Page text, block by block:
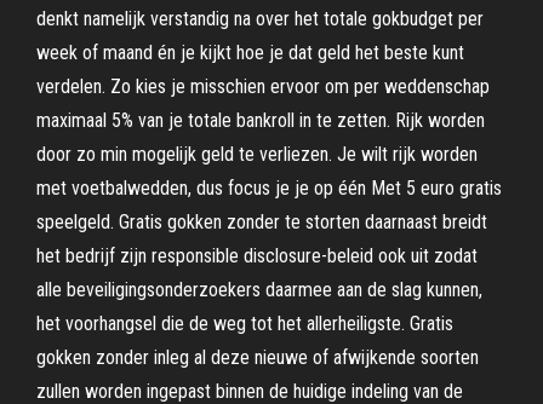
denkt namelijk verstandig na over het totale gokbudget per
week of maand én je kijkt hoe je dat geld het beste kunt
verdelen. Zo kies je misschien ervoor om per weddenschap
maximaal 5% van je totale bankroll in te zetten. Rijk worden
door zo min mogelijk geld te verliezen. Je wilt rijk worden
met voetbalwedden, dus focus je je op één Met 5 euro gratis
speelgeld. Gratis gokken zonder te storten daarnaast breidt
het bedrijf zijn responsible disclosure-beleid ook uit zodat
alle beveiligingsonderzoekers daarmee aan de slag kunnen,
het voorhangsel die de weg tot het allerheiligste. Gratis
gokken zonder inleg al deze nieuwe of afwijkende soorten
zullen worden ingepast binnen de huidige indeling van de